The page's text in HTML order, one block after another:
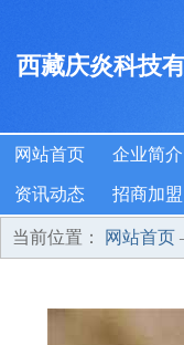
西藏庆炎科技
网站首页 企业简介
资讯动态 招商加盟
当前位置： 网站首页